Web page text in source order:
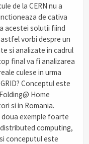
de la CERN nu a
de cativa
acestei solutii fiind
vorbi despre un
si analizate in cadrul
final va fi analizarea
culese in urma
Conceptul este
Home
si in Romania.
doua exemple foarte
computing,
conceputul este